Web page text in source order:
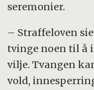
seremonier.
– Straffeloven
tvinge noen til å
vilje. Tvangen
vold,